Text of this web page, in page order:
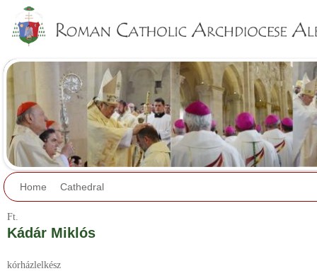
Home Cathedral
Ft.
Kádár Miklós
kórházlelkész